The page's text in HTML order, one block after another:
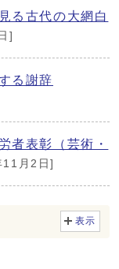
る古代の大網白
]
る謝辞
者表彰（芸術・
月2日]
表示